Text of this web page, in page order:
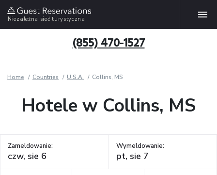
Niezależna sieć turystyczna
(855) 470-1527
Home Countries U.S.A. Collins, MS
Hotele w Collins, MS
Zameldowanie: Wymeldowanie: